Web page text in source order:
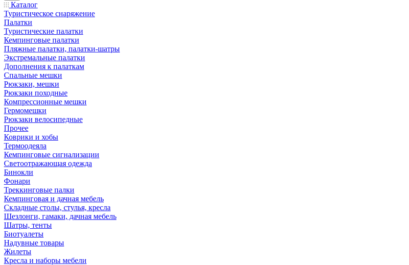
Каталог
Туристическое снаряжение
Палатки
Туристические палатки
Кемпинговые палатки
Пляжные палатки, палатки-шатры
Экстремальные палатки
Дополнения к палаткам
Спальные мешки
Рюкзаки, мешки
Рюкзаки походные
Компрессионные мешки
Гермомешки
Рюкзаки велосипедные
Прочее
Коврики и хобы
Термоодеяла
Кемпинговые сигнализации
Светоотражающая одежда
Бинокли
Фонари
Треккинговые палки
Кемпинговая и дачная мебель
Складные столы, стулья, кресла
Шезлонги, гамаки, дачная мебель
Шатры, тенты
Биотуалеты
Надувные товары
Жилеты
Кресла и наборы мебели